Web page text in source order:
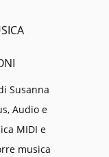
Susanna
Audio e
MIDI e
musica